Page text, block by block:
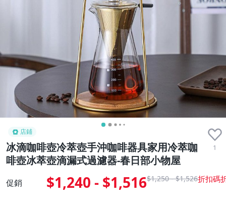
店鋪
冰滴咖啡壺冷萃壺手沖咖啡器具家用冷萃咖
啡壺冰萃壺滴漏式過濾器-春日部小物屋
1
促銷 $1,240 - $1,516$1,250 - $1,526